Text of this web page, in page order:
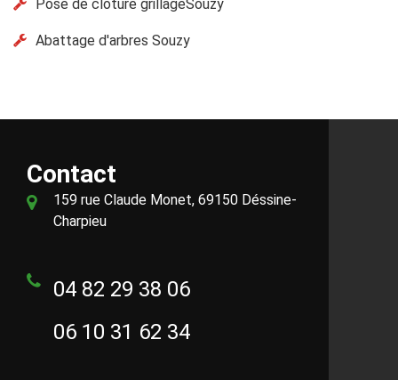
Pose de clôture grillageSouzy
Abattage d'arbres Souzy
Contact
159 rue Claude Monet, 69150 Déssine-
Charpieu
04 82 29 38 06
06 10 31 62 34